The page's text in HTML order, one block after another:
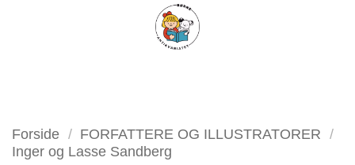
FILTER
Forside / FORFATTERE OG ILLUSTRATORER /
Inger og Lasse Sandberg